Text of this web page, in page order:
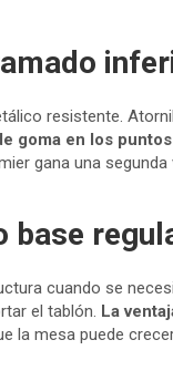
resistente.
goma en los
gana una
base
cuando se
el tablón. La
la mesa puede